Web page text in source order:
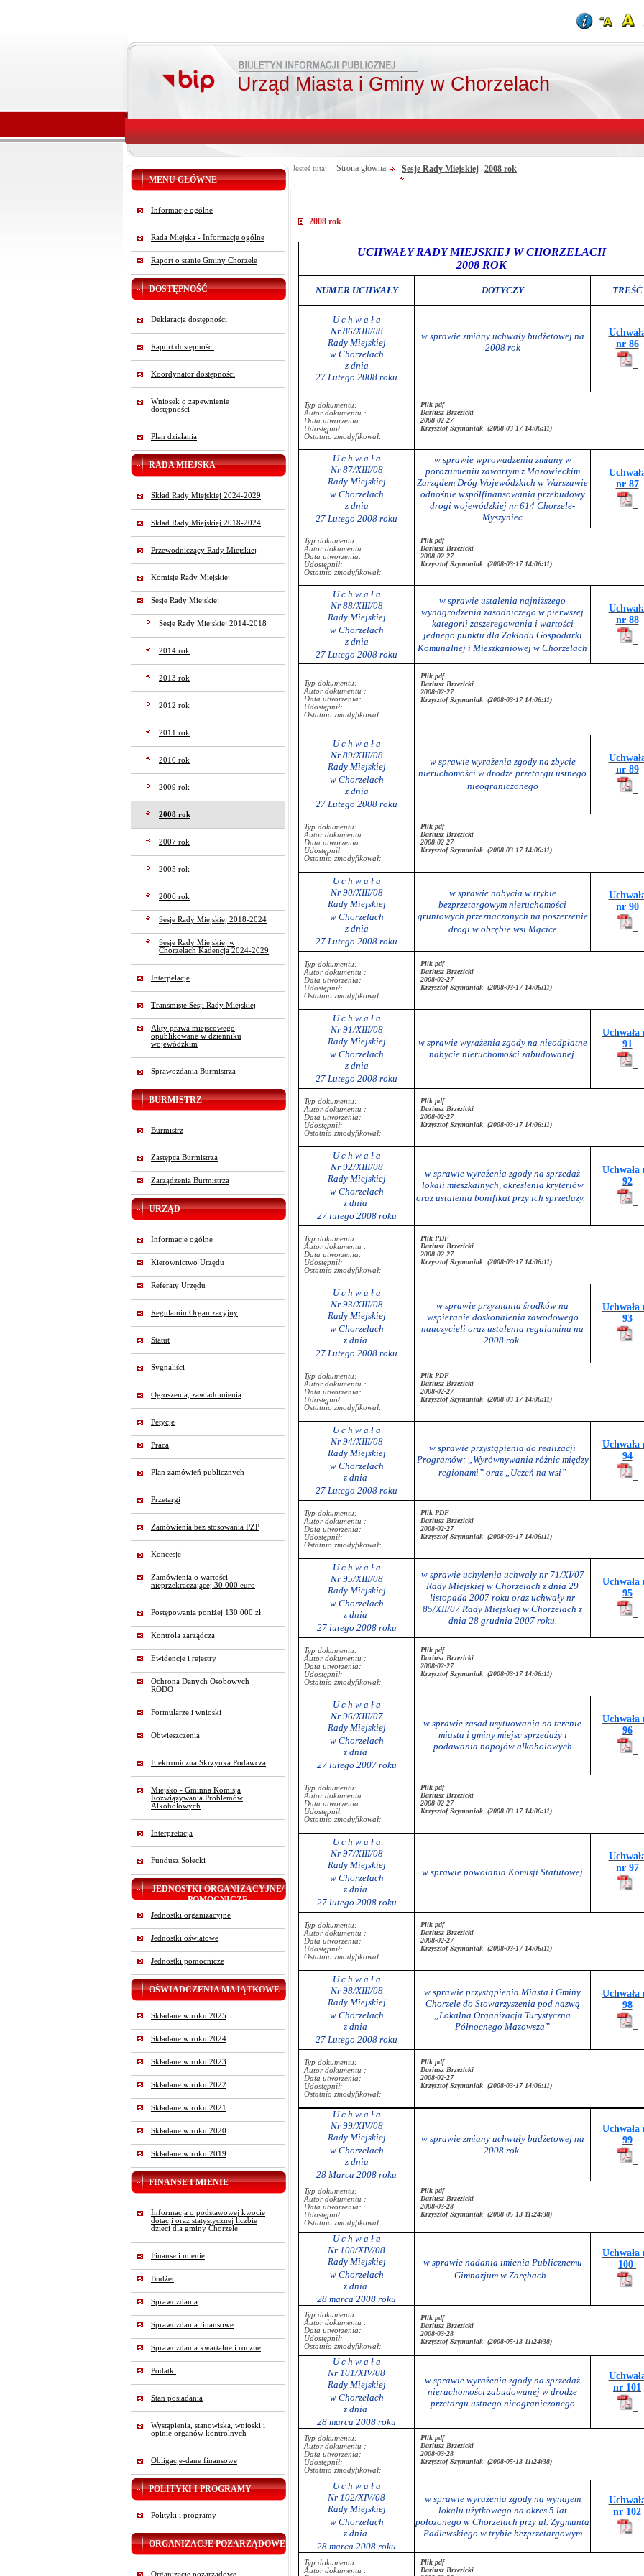
Urząd Miasta i Gminy w Chorzelach
MENU GŁÓWNE
Informacje ogólne
Rada Miejska - Informacje ogólne
Raport o stanie Gminy Chorzele
DOSTĘPNOŚĆ
Deklaracja dostępności
Raport dostępności
Koordynator dostępności
Wniosek o zapewnienie
dostępności
Plan działania
RADA MIEJSKA
Skład Rady Miejskiej 2024-2029
Skład Rady Miejskiej 2018-2024
Przewodniczący Rady Miejskiej
Komisje Rady Miejskiej
Sesje Rady Miejskiej
Sesje Rady Miejskiej 2014-2018
2014 rok
2013 rok
2012 rok
2011 rok
2010 rok
2009 rok
2008 rok
2007 rok
2005 rok
2006 rok
Sesje Rady Miejskiej 2018-2024
Sesje Rady Miejskiej w
Chorzelach Kadencja 2024-2029
Interpelacje
Transmisje Sesji Rady Miejskiej
Akty prawa miejscowego
opublikowane w dzienniku
wojewódzkim
Sprawozdania Burmistrza
BURMISTRZ
Burmistrz
Zastępca Burmistrza
Zarządzenia Burmistrza
URZĄD
Informacje ogólne
Kierownictwo Urzędu
Referaty Urzędu
Regulamin Organizacyjny
Statut
Sygnaliści
Ogłoszenia, zawiadomienia
Petycje
Praca
Plan zamówień publicznych
Przetargi
Zamówienia bez stosowania PZP
Koncesje
Zamówienia o wartości
nieprzekraczającej 30.000 euro
Postępowania poniżej 130 000 zł
Kontrola zarządcza
Ewidencje i rejestry
Ochrona Danych Osobowych
RODO
Formularze i wnioski
Obwieszczenia
Elektroniczna Skrzynka Podawcza
Miejsko - Gminna Komisja
Rozwiązywania Problemów
Alkoholowych
Interpretacja
Fundusz Sołecki
JEDNOSTKI ORGANIZACYJNE/
POMOCNICZE
Jednostki organizacyjne
Jednostki oświatowe
Jednostki pomocnicze
OŚWIADCZENIA MAJĄTKOWE
Składane w roku 2025
Składane w roku 2024
Składane w roku 2023
Składane w roku 2022
Składane w roku 2021
Składane w roku 2020
Składane w roku 2019
FINANSE I MIENIE
Informacja o podstawowej kwocie
dotacji oraz statystycznej liczbie
dzieci dla gminy Chorzele
Finanse i mienie
Budżet
Sprawozdania
Sprawozdania finansowe
Sprawozdania kwartalne i roczne
Podatki
Stan posiadania
Wystąpienia, stanowiska, wnioski i
opinie organów kontrolnych
Obligacje-dane finansowe
POLITYKI I PROGRAMY
Polityki i programy
ORGANIZACJE POZARZĄDOWE
Organizacje pozarządowe
Jesteś tutaj: Strona główna Sesje Rady Miejskiej 2008 rok
2008 rok
UCHWAŁY RADY MIEJSKIEJ W CHORZELACH
2008 ROK
NUMER UCHWAŁY DOTYCZY TREŚĆ
U c h w a ł a
Nr 86/XIII/08
Rady Miejskiej
w Chorzelach
z dnia
27 Lutego 2008 roku
w sprawie zmiany uchwały budżetowej na
2008 rok
nr 86
Typ dokumentu:
Autor dokumentu :
Data utworzenia:
Udostępnił:
Ostatnio zmodyfikował:
Plik pdf
Dariusz Brzezicki
2008-02-27
Krzysztof Szymaniak (2008-03-17 14:06:11)
U c h w a ł a
Nr 87/XIII/08
Rady Miejskiej
w Chorzelach
z dnia
27 Lutego 2008 roku
w sprawie wprowadzenia zmiany w
porozumieniu zawartym z Mazowieckim
Zarządem Dróg Wojewódzkich w Warszawie
odnośnie współfinansowania przebudowy
drogi wojewódzkiej nr 614 Chorzele-
Myszyniec
nr 87
Typ dokumentu:
Autor dokumentu :
Data utworzenia:
Udostępnił:
Ostatnio zmodyfikował:
Plik pdf
Dariusz Brzezicki
2008-02-27
Krzysztof Szymaniak (2008-03-17 14:06:11)
U c h w a ł a
Nr 88/XIII/08
Rady Miejskiej
w Chorzelach
z dnia
27 Lutego 2008 roku
w sprawie ustalenia najniższego
wynagrodzenia zasadniczego w pierwszej
kategorii zaszeregowania i wartości
jednego punktu dla Zakładu Gospodarki
Komunalnej i Mieszkaniowej w Chorzelach
nr 88
Typ dokumentu:
Autor dokumentu :
Data utworzenia:
Udostępnił:
Ostatnio zmodyfikował:
Plik pdf
Dariusz Brzezicki
2008-02-27
Krzysztof Szymaniak (2008-03-17 14:06:11)
U c h w a ł a
Nr 89/XIII/08
Rady Miejskiej
w Chorzelach
z dnia
27 Lutego 2008 roku
w sprawie wyrażenia zgody na zbycie
nieruchomości w drodze przetargu ustnego
nieograniczonego
nr 89
Typ dokumentu:
Autor dokumentu :
Data utworzenia:
Udostępnił:
Ostatnio zmodyfikował:
Plik pdf
Dariusz Brzezicki
2008-02-27
Krzysztof Szymaniak (2008-03-17 14:06:11)
U c h w a ł a
Nr 90/XIII/08
Rady Miejskiej
w Chorzelach
z dnia
27 Lutego 2008 roku
w sprawie nabycia w trybie
bezprzetargowym nieruchomości
gruntowych przeznaczonych na poszerzenie
drogi w obrębie wsi Mącice
nr 90
Typ dokumentu:
Autor dokumentu :
Data utworzenia:
Udostępnił:
Ostatnio zmodyfikował:
Plik pdf
Dariusz Brzezicki
2008-02-27
Krzysztof Szymaniak (2008-03-17 14:06:11)
U c h w a ł a
Nr 91/XIII/08
Rady Miejskiej
w Chorzelach
z dnia
27 Lutego 2008 roku
w sprawie wyrażenia zgody na nieodpłatne
nabycie nieruchomości zabudowanej.
Uchwała
91
Typ dokumentu:
Autor dokumentu :
Data utworzenia:
Udostępnił:
Ostatnio zmodyfikował:
Plik pdf
Dariusz Brzezicki
2008-02-27
Krzysztof Szymaniak (2008-03-17 14:06:11)
U c h w a ł a
Nr 92/XIII/08
Rady Miejskiej
w Chorzelach
z dnia
27 lutego 2008 roku
w sprawie wyrażenia zgody na sprzedaż
lokali mieszkalnych, określenia kryteriów
oraz ustalenia bonifikat przy ich sprzedaży.
Uchwała
92
Typ dokumentu:
Autor dokumentu :
Data utworzenia:
Udostępnił:
Ostatnio zmodyfikował:
Plik PDF
Dariusz Brzezicki
2008-02-27
Krzysztof Szymaniak (2008-03-17 14:06:11)
U c h w a ł a
Nr 93/XIII/08
Rady Miejskiej
w Chorzelach
z dnia
27 Lutego 2008 roku
w sprawie przyznania środków na
wspieranie doskonalenia zawodowego
nauczycieli oraz ustalenia regulaminu na
2008 rok.
Uchwała
93
Typ dokumentu:
Autor dokumentu :
Data utworzenia:
Udostępnił:
Ostatnio zmodyfikował:
Plik PDF
Dariusz Brzezicki
2008-02-27
Krzysztof Szymaniak (2008-03-17 14:06:11)
U c h w a ł a
Nr 94/XIII/08
Rady Miejskiej
w Chorzelach
z dnia
27 Lutego 2008 roku
w sprawie przystąpienia do realizacji
Programów: „Wyrównywania różnic między
regionami” oraz „Uczeń na wsi”
Uchwała
94
Typ dokumentu:
Autor dokumentu :
Data utworzenia:
Udostępnił:
Ostatnio zmodyfikował:
Plik PDF
Dariusz Brzezicki
2008-02-27
Krzysztof Szymaniak (2008-03-17 14:06:11)
U c h w a ł a
Nr 95/XIII/08
Rady Miejskiej
w Chorzelach
z dnia
27 lutego 2008 roku
w sprawie uchylenia uchwały nr 71/XI/07
Rady Miejskiej w Chorzelach z dnia 29
listopada 2007 roku oraz uchwały nr
85/XII/07 Rady Miejskiej w Chorzelach z
dnia 28 grudnia 2007 roku.
Uchwała
95
Typ dokumentu:
Autor dokumentu :
Data utworzenia:
Udostępnił:
Ostatnio zmodyfikował:
Plik pdf
Dariusz Brzezicki
2008-02-27
Krzysztof Szymaniak (2008-03-17 14:06:11)
U c h w a ł a
Nr 96/XIII/07
Rady Miejskiej
w Chorzelach
z dnia
27 lutego 2007 roku
w sprawie zasad usytuowania na terenie
miasta i gminy miejsc sprzedaży i
podawania napojów alkoholowych
Uchwała
96
Typ dokumentu:
Autor dokumentu :
Data utworzenia:
Udostępnił:
Ostatnio zmodyfikował:
Plik pdf
Dariusz Brzezicki
2008-02-27
Krzysztof Szymaniak (2008-03-17 14:06:11)
U c h w a ł a
Nr 97/XIII/08
Rady Miejskiej
w Chorzelach
z dnia
27 lutego 2008 roku
w sprawie powołania Komisji Statutowej
nr 97
Typ dokumentu:
Autor dokumentu :
Data utworzenia:
Udostępnił:
Ostatnio zmodyfikował:
Plik pdf
Dariusz Brzezicki
2008-02-27
Krzysztof Szymaniak (2008-03-17 14:06:11)
U c h w a ł a
Nr 98/XIII/08
Rady Miejskiej
w Chorzelach
z dnia
27 Lutego 2008 roku
w sprawie przystąpienia Miasta i Gminy
Chorzele do Stowarzyszenia pod nazwą
„Lokalna Organizacja Turystyczna
Północnego Mazowsza”
Uchwała
98
Typ dokumentu:
Autor dokumentu :
Data utworzenia:
Udostępnił:
Ostatnio zmodyfikował:
Plik pdf
Dariusz Brzezicki
2008-02-27
Krzysztof Szymaniak (2008-03-17 14:06:11)
U c h w a ł a
Nr 99/XIV/08
Rady Miejskiej
w Chorzelach
z dnia
28 Marca 2008 roku
w sprawie zmiany uchwały budżetowej na
2008 rok.
Uchwała
99
Typ dokumentu:
Autor dokumentu :
Data utworzenia:
Udostępnił:
Ostatnio zmodyfikował:
Plik pdf
Dariusz Brzezicki
2008-03-28
Krzysztof Szymaniak (2008-05-13 11:24:38)
U c h w a ł a
Nr 100/XIV/08
Rady Miejskiej
w Chorzelach
z dnia
28 marca 2008 roku
w sprawie nadania imienia Publicznemu
Gimnazjum w Zarębach
Uchwała
100
Typ dokumentu:
Autor dokumentu :
Data utworzenia:
Udostępnił:
Ostatnio zmodyfikował:
Plik pdf
Dariusz Brzezicki
2008-03-28
Krzysztof Szymaniak (2008-05-13 11:24:38)
U c h w a ł a
Nr 101/XIV/08
Rady Miejskiej
w Chorzelach
z dnia
28 marca 2008 roku
w sprawie wyrażenia zgody na sprzedaż
nieruchomości zabudowanej w drodze
przetargu ustnego nieograniczonego
nr 101
Typ dokumentu:
Autor dokumentu :
Data utworzenia:
Udostępnił:
Ostatnio zmodyfikował:
Plik pdf
Dariusz Brzezicki
2008-03-28
Krzysztof Szymaniak (2008-05-13 11:24:38)
U c h w a ł a
Nr 102/XIV/08
Rady Miejskiej
w Chorzelach
z dnia
28 marca 2008 roku
w sprawie wyrażenia zgody na wynajem
lokalu użytkowego na okres 5 lat
położonego w Chorzelach przy ul. Zygmunta
Padlewskiego w trybie bezprzetargowym
nr 102
Typ dokumentu:
Autor dokumentu :
Plik pdf
Dariusz Brzezicki